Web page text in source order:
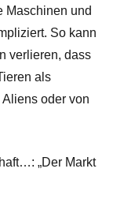
Maschinen und
So kann
verlieren, dass
als
oder von
„Der Markt